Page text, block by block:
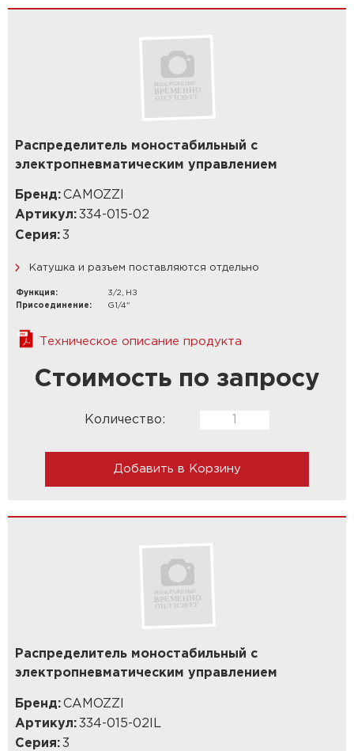
Распределитель моностабильный с
электропневматическим управлением
Бренд: CAMOZZI
Артикул: 334-015-02
Серия: 3
Катушка и разъем поставляются отдельно
Функция:
3/2, НЗ
Присоединение:
G1/4"
Техническое описание продукта
Стоимость по запросу
Количество:
Добавить в Корзину
Распределитель моностабильный с
электропневматическим управлением
Бренд: CAMOZZI
Артикул: 334-015-02IL
Серия: 3